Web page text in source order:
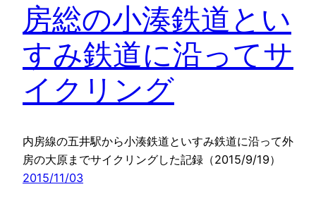
房総の小湊鉄道とい
すみ鉄道に沿ってサ
イクリング
内房線の五井駅から小湊鉄道といすみ鉄道に沿って外
房の大原までサイクリングした記録（2015/9/19）
2015/11/03